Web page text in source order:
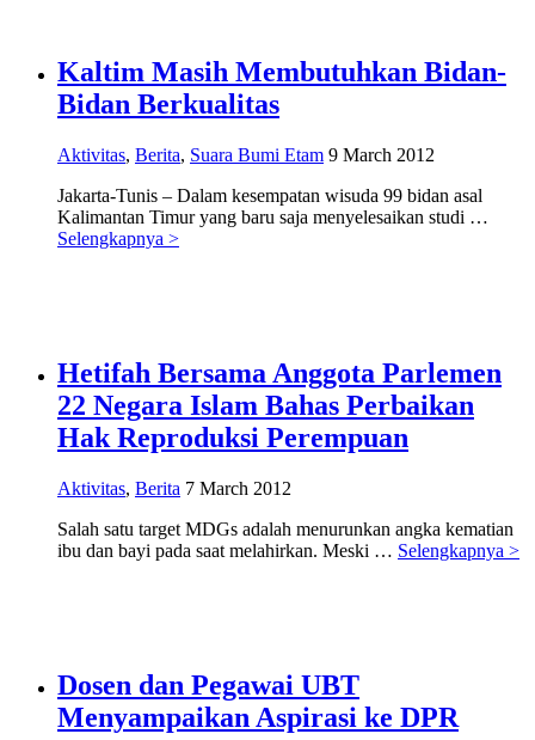
Kaltim Masih Membutuhkan Bidan-
Bidan Berkualitas
Aktivitas, Berita, Suara Bumi Etam 9 March 2012
Jakarta-Tunis – Dalam kesempatan wisuda 99 bidan asal
Kalimantan Timur yang baru saja menyelesaikan studi …
Selengkapnya >
Hetifah Bersama Anggota Parlemen
22 Negara Islam Bahas Perbaikan
Hak Reproduksi Perempuan
Aktivitas, Berita 7 March 2012
Salah satu target MDGs adalah menurunkan angka kematian
ibu dan bayi pada saat melahirkan. Meski … Selengkapnya >
Dosen dan Pegawai UBT
Menyampaikan Aspirasi ke DPR